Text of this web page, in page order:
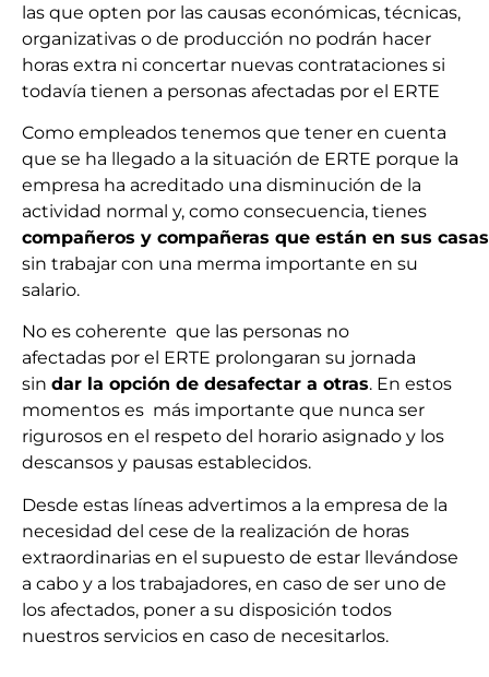
las que opten por las causas económicas, técnicas,
organizativas o de producción no podrán hacer
horas extra ni concertar nuevas contrataciones si
todavía tienen a personas afectadas por el ERTE
Como empleados tenemos que tener en cuenta
que se ha llegado a la situación de ERTE porque la
empresa ha acreditado una disminución de la
actividad normal y, como consecuencia, tienes
compañeros y compañeras que están en sus casas
sin trabajar con una merma importante en su
salario.
No es coherente que las personas no
afectadas por el ERTE prolongaran su jornada
sin dar la opción de desafectar a otras. En estos
momentos es más importante que nunca ser
rigurosos en el respeto del horario asignado y los
descansos y pausas establecidos.
Desde estas líneas advertimos a la empresa de la
necesidad del cese de la realización de horas
extraordinarias en el supuesto de estar llevándose
a cabo y a los trabajadores, en caso de ser uno de
los afectados, poner a su disposición todos
nuestros servicios en caso de necesitarlos.